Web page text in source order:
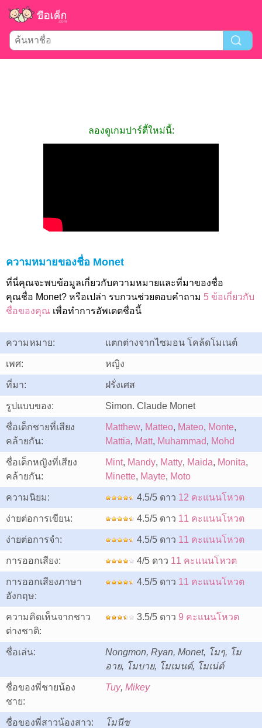
ลองดูเกมปาร์ตี้ใหม่นี้:
ความหมายของชื่อ Monet
ที่นี่คุณจะพบข้อมูลเกี่ยวกับความหมายและที่มาของชื่อ
คุณชื่อ Monet? หรือเปล่า รบกวนช่วยตอบคำถาม 5 ข้อเกี่ยวกับ
ชื่อของคุณ เพื่อทำการอัพเดตชื่อนี้
ความหมาย: แตกต่างจากไซมอน โคล้ดโมเนต์
เพศ: หญิง
ที่มา: ฝรั่งเศส
รูปแบบของ: Simon. Claude Monet
ชื่อเด็กชายที่เสียง
คล้ายกัน:
Matthew, Matteo, Mateo, Monte,
Mattia, Matt, Muhammad, Mohd
ชื่อเด็กหญิงที่เสียง
คล้ายกัน:
Mint, Mandy, Matty, Maida, Monita,
Minette, Mayte, Moto
ความนิยม: 4.5/5 ดาว 12 คะแนนโหวต
ง่ายต่อการเขียน: 4.5/5 ดาว 11 คะแนนโหวต
ง่ายต่อการจำ: 4.5/5 ดาว 11 คะแนนโหวต
การออกเสียง: 4/5 ดาว 11 คะแนนโหวต
การออกเสียงภาษา
อังกฤษ:
4.5/5 ดาว 11 คะแนนโหวต
ความคิดเห็นจากชาว
ต่างชาติ:
3.5/5 ดาว 9 คะแนนโหวต
ชื่อเล่น:
Nongmon, Ryan, Monet, โมๆ, โม
อาย, โมบาย, โมเมนต์, โมเน่ต์
ชื่อของพี่ชายน้อง
ชาย:
Tuy, Mikey
ชื่อของพี่สาวน้องสาว: โมนีซ